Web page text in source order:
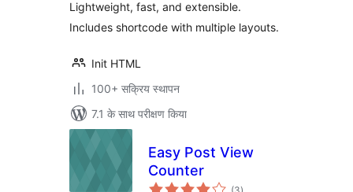
Lightweight, fast, and extensible.
Includes shortcode with multiple layouts.
Init HTML
100+ सक्रिय स्थापन
7.1 के साथ परीक्षण किया
Easy Post View
Counter
कुल